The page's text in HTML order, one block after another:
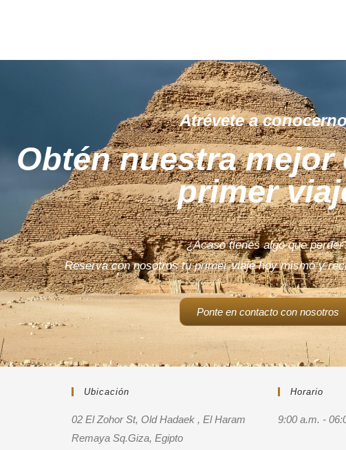
Atrévete a
Obtén nuestra mejor
primer
¿Acaso tienes algo que
Reserva con nosotros tu primer viaje hoy mismo y
Ponte en contacto con nosotros
Ubicación
02 El Zohor St, Old Hadaek , El Haram
Remaya Sq.Giza, Egipto
Horario
9:00 a.m. -